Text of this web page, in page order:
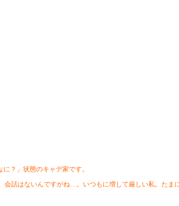
？」状態のキャデ家です。
会話はないんですがね…。いつもに増して厳しい私。たま